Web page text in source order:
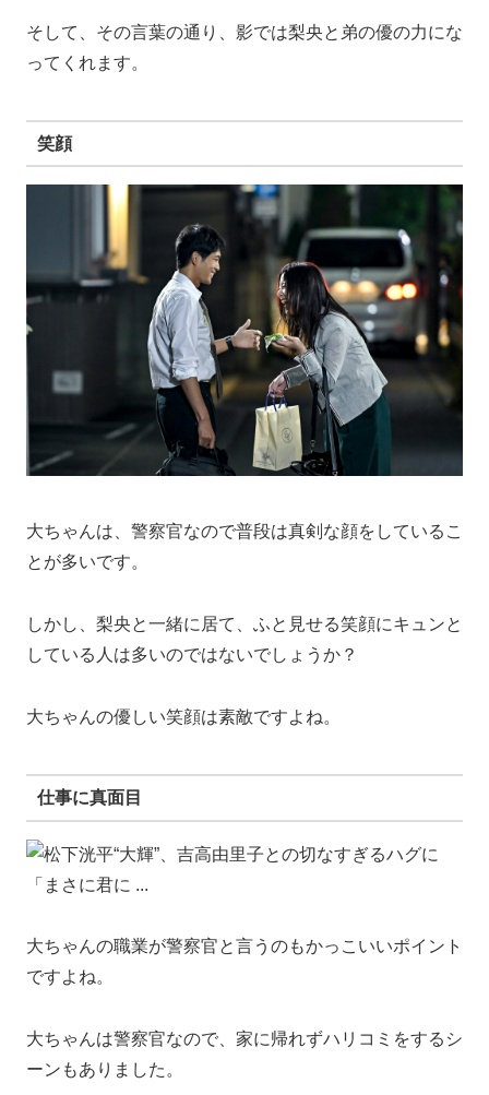
そして、その言葉の通り、影では梨央と弟の優の力にな
ってくれます。
笑顔
大ちゃんは、警察官なので普段は真剣な顔をしているこ
とが多いです。
しかし、梨央と一緒に居て、ふと見せる笑顔にキュンと
している人は多いのではないでしょうか？
大ちゃんの優しい笑顔は素敵ですよね。
仕事に真面目
大ちゃんの職業が警察官と言うのもかっこいいポイント
ですよね。
大ちゃんは警察官なので、家に帰れずハリコミをするシ
ーンもありました。